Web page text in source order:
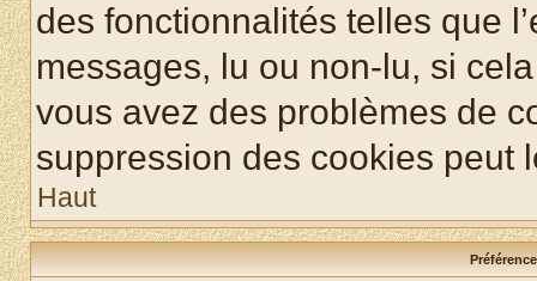
des fonctionnalités telles que
messages, lu ou non-lu, si
vous avez des problèmes de
suppression des cookies peut
Haut